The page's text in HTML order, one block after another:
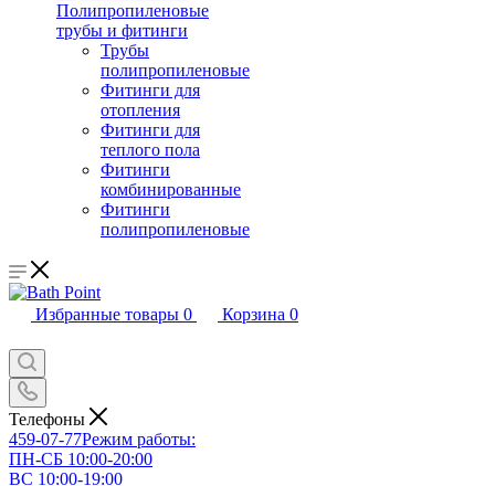
Полипропиленовые
трубы и фитинги
Трубы
полипропиленовые
Фитинги для
отопления
Фитинги для
теплого пола
Фитинги
комбинированные
Фитинги
полипропиленовые
Избранные товары 0 Корзина 0
Телефоны
459-07-77Режим работы:
ПН-СБ 10:00-20:00
ВС 10:00-19:00